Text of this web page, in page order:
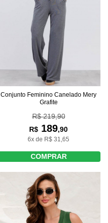
Conjunto Feminino Canelado Mery
Grafite
R$ 219,90
R$ 189,90
6x de R$ 31,65
COMPRAR